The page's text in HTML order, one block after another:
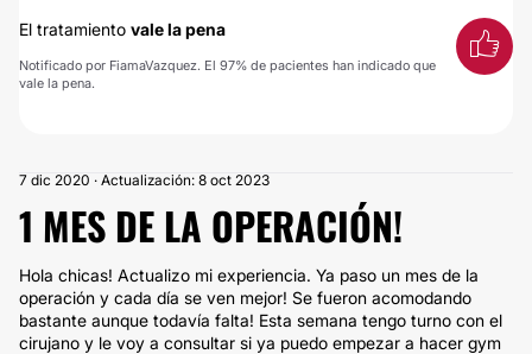
El tratamiento vale la pena
Notificado por FiamaVazquez. El 97% de pacientes han indicado que
vale la pena.
7 dic 2020 · Actualización: 8 oct 2023
1 MES DE LA OPERACIÓN!
Hola chicas! Actualizo mi experiencia. Ya paso un mes de la
operación y cada día se ven mejor! Se fueron acomodando
bastante aunque todavía falta! Esta semana tengo turno con el
cirujano y le voy a consultar si ya puedo empezar a hacer gym